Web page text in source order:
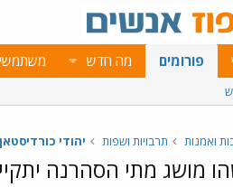
פורומים מה חדש
ואמנות תרבויות ושפות יהודי
מושג מתי הסהרנה